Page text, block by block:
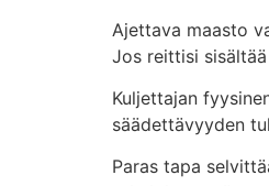
Ajettava maasto
Jos reittisi
Kuljettajan
säädettävyyden
Paras tapa